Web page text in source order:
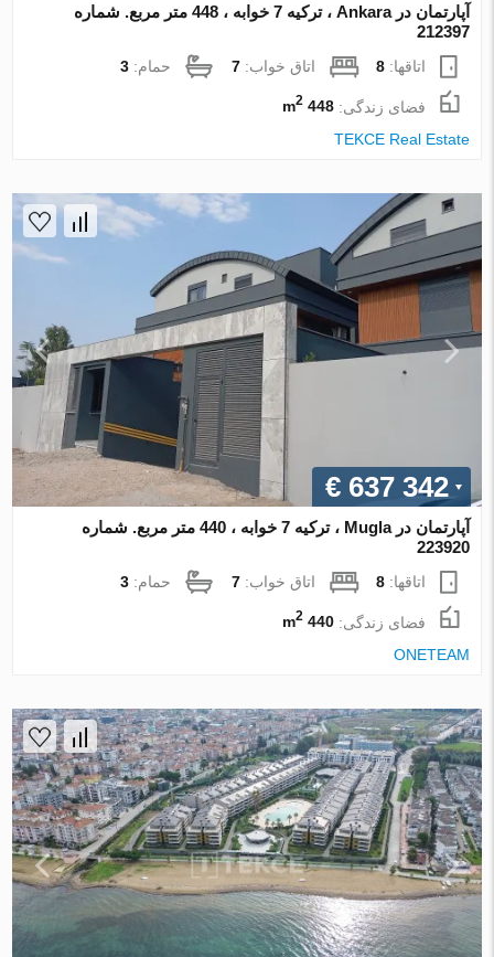
آپارتمان در Ankara ، ترکیه 7 خوابه ، 448 متر مربع. شماره
212397
اتاقها:8 اتاق خواب:7 حمام:3
فضای زندگی:448 m
2
TEKCE Real Estate
€ 637 342
آپارتمان در Mugla ، ترکیه 7 خوابه ، 440 متر مربع. شماره
223920
اتاقها:8 اتاق خواب:7 حمام:3
فضای زندگی:440 m
2
ONETEAM